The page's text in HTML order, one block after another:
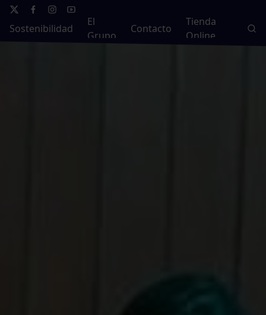
Sostenibilidad
El
Grupo
Contacto
Tienda
Online